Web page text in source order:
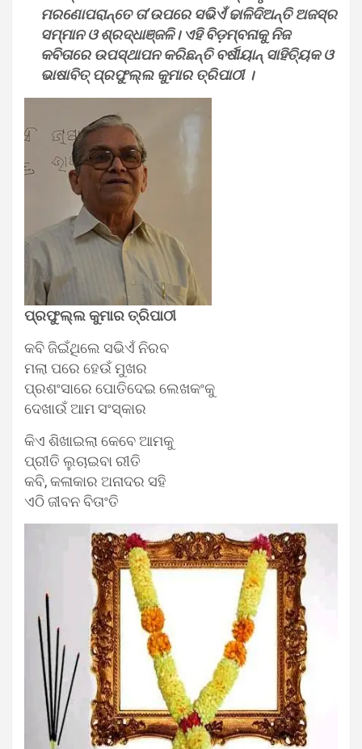
ମରଣୋପରାନ୍ତେ ତା’ଉପରେ ସଭିଏଁ ଢାଳିଦିଅନ୍ତି ଅଜସ୍ର
ସମ୍ମାନ ଓ ଶ୍ରଦ୍ଧାଞ୍ଜଳି। ଏହି ବିଡ଼ମ୍ବନାକୁ ନିଜ
କବିତାରେ ଉପସ୍ଥାପନ କରିଛନ୍ତି ବର୍ଷୀୟାନ୍ ସାହିତ୍ୟିକ ଓ
ଭାଷାବିତ୍ ପ୍ରଫୁଲ୍ଲ କୁମାର ତ୍ରିପାଠୀ ।
ପ୍ରଫୁଲ୍ଲ କୁମାର ତ୍ରିପାଠୀ
କବି ଜିଇଁଥିଲେ ସଭିଏଁ ନିରବ
ମଲା ପରେ ହେଉଁ ମୁଖର
ପ୍ରଶଂସାରେ ପୋତିଦେଇ ଲେଖକଂକୁ
ଦେଖାଉଁ ଆମ ସଂସ୍କାର
କିଏ ଶିଖାଇଲା କେବେ ଆମକୁ
ପ୍ରୀତି ଲୁଚାଇବା ରୀତି
କବି, କଳାକାର ଅନାଦର ସହି
ଏଠି ଜୀବନ ବିତାଂତି